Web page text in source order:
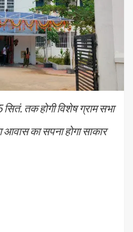
तक होगी विशेष ग्राम सभा
आवास का सपना होगा साकार